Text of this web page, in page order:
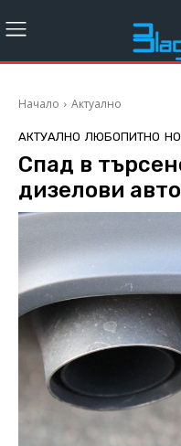
Начало Актуално
АКТУАЛНО ЛЮБОПИТНО
Спад в
дизелови